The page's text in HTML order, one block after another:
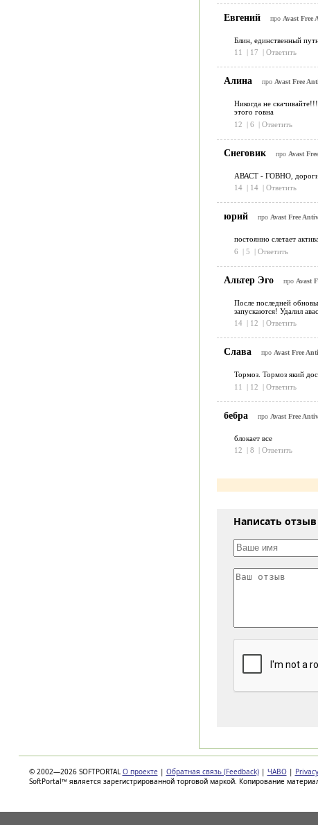
Евгений про Avast Free
Блин, единственный
11
| 17 | Ответить
Алина про Avast Free
Никогда не
этого говна
12
| 6 | Ответить
Снеговик про Avast
АВАСТ - ГОВНО, дорогие
14 | 14 | Ответить
юрий про Avast Free
постоянно слетает
6
| 5 | Ответить
Альтер Эго про Avast
После последней
запускаются! Удалил
14 | 12 | Ответить
Слава про Avast Free
Тормоз. Тормоз який
11
| 12 | Ответить
бебра про Avast Free
блокает все
12
| 8 | Ответить
Написать отзыв
© 2002—2026 SOFTPORTAL О проекте | Обратная связь (Feedback) | ЧАВО |
SoftPortal™ является зарегистрированной торговой маркой. Копирование